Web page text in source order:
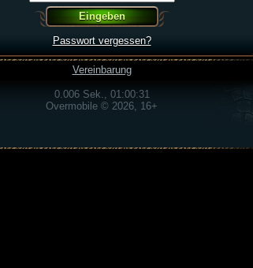
Passwort vergessen?
Vereinbarung
0.006 Sek., 01:00:31
Overmobile © 2026, 16+